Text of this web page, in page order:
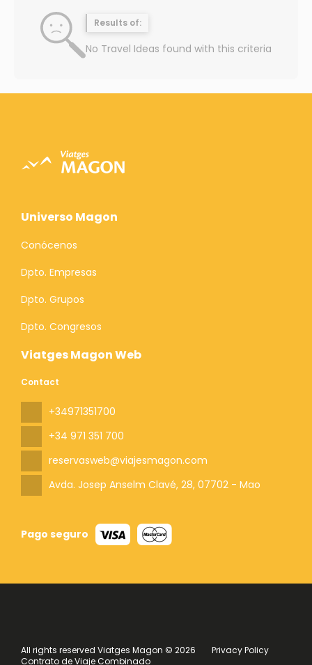
Results of:
No Travel Ideas found with this criteria
Viatges Magon Web
Contact
+34971351700
+34 971 351 700
reservasweb@viajesmagon.com
Avda. Josep Anselm Clavé, 28, 07702 - Mao
Pago seguro
Universo Magon
Conócenos
Dpto. Empresas
Dpto. Grupos
Dpto. Congresos
All rights reserved Viatges Magon © 2026
Privacy Policy
Contrato de Viaje Combinado